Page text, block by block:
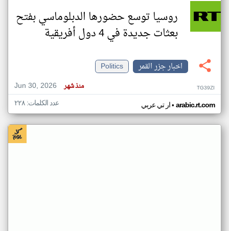
روسيا توسع حضورها الدبلوماسي بفتح
بعثات جديدة في 4 دول أفريقية
اخبار جزر القمر
Politics
Jun 30, 2026
منذ شهر TG39ZI
ار تي عربي• arabic.rt.com عدد الكلمات: ٢٢٨